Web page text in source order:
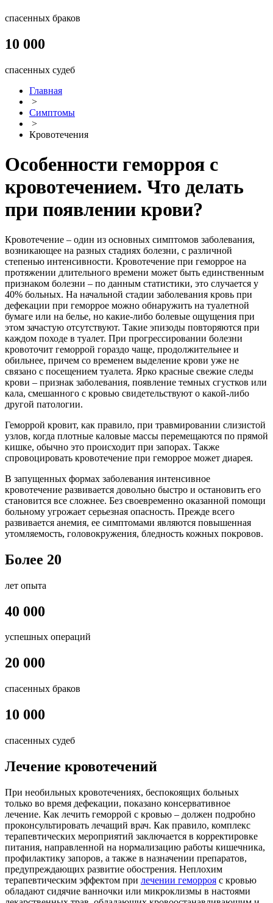
спасенных браков
10 000
спасенных судеб
Главная
>
Симптомы
>
Кровотечения
Особенности геморроя с
кровотечением. Что делать
при появлении крови?
Кровотечение – один из основных симптомов заболевания,
возникающее на разных стадиях болезни, с различной
степенью интенсивности. Кровотечение при геморрое на
протяжении длительного времени может быть единственным
признаком болезни – по данным статистики, это случается у
40% больных. На начальной стадии заболевания кровь при
дефекации при геморрое можно обнаружить на туалетной
бумаге или на белье, но какие-либо болевые ощущения при
этом зачастую отсутствуют. Такие эпизоды повторяются при
каждом походе в туалет. При прогрессировании болезни
кровоточит геморрой гораздо чаще, продолжительнее и
обильнее, причем со временем выделение крови уже не
связано с посещением туалета. Ярко красные свежие следы
крови – признак заболевания, появление темных сгустков или
кала, смешанного с кровью свидетельствуют о какой-либо
другой патологии.
Геморрой кровит, как правило, при травмировании слизистой
узлов, когда плотные каловые массы перемещаются по прямой
кишке, обычно это происходит при запорах. Также
спровоцировать кровотечение при геморрое может диарея.
В запущенных формах заболевания интенсивное
кровотечение развивается довольно быстро и остановить его
становится все сложнее. Без своевременно оказанной помощи
больному угрожает серьезная опасность. Прежде всего
развивается анемия, ее симптомами являются повышенная
утомляемость, головокружения, бледность кожных покровов.
Более 20
лет опыта
40 000
успешных операций
20 000
спасенных браков
10 000
спасенных судеб
Лечение кровотечений
При необильных кровотечениях, беспокоящих больных
только во время дефекации, показано консервативное
лечение. Как лечить геморрой с кровью – должен подробно
проконсультировать лечащий врач. Как правило, комплекс
терапевтических мероприятий заключается в корректировке
питания, направленной на нормализацию работы кишечника,
профилактику запоров, а также в назначении препаратов,
предупреждающих развитие обострения. Неплохим
терапевтическим эффектом при лечении геморроя с кровью
обладают сидячие ванночки или микроклизмы в настоями